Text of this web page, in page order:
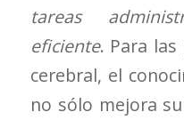
tareas
eficiente. Para
cerebral, el
no sólo mejora